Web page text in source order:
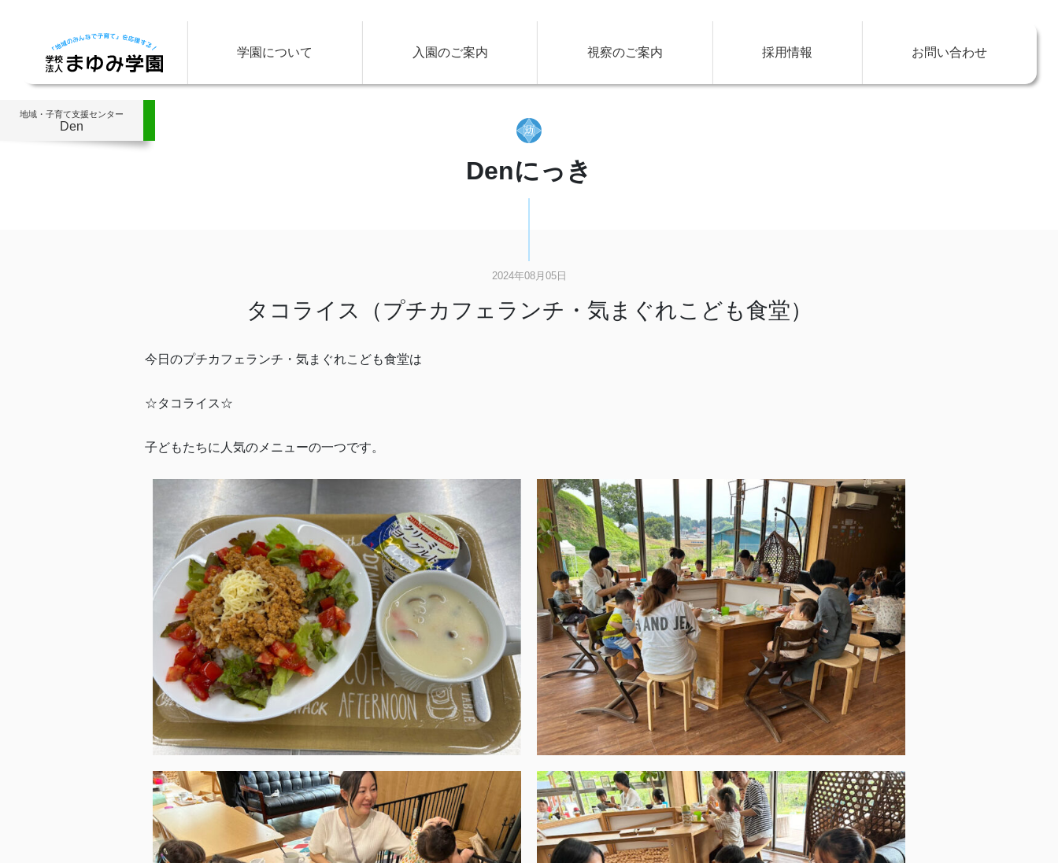
学園について 入園のご案内 視察のご案内 採用情報 お問い合わせ
地域・子育て支援センター
Den
Denにっき
2024年08月05日
タコライス（プチカフェランチ・気まぐれこども食堂）
今日のプチカフェランチ・気まぐれこども食堂は
☆タコライス☆
子どもたちに人気のメニューの一つです。